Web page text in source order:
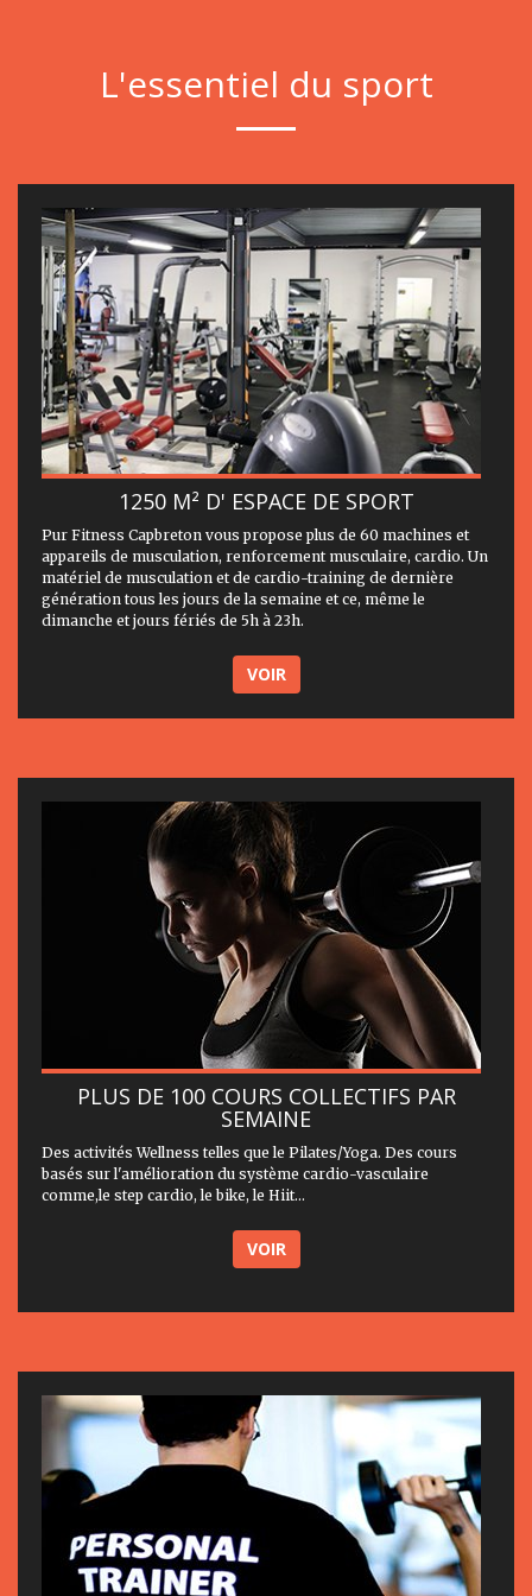
L'essentiel du sport
1250 M² D' ESPACE DE SPORT
Pur Fitness Capbreton vous propose plus de 60 machines et
appareils de musculation, renforcement musculaire, cardio. Un
matériel de musculation et de cardio-training de dernière
génération tous les jours de la semaine et ce, même le
dimanche et jours fériés de 5h à 23h.
VOIR
PLUS DE 100 COURS COLLECTIFS PAR
SEMAINE
Des activités Wellness telles que le Pilates/Yoga. Des cours
basés sur l'amélioration du système cardio-vasculaire
comme,le step cardio, le bike, le Hiit...
VOIR